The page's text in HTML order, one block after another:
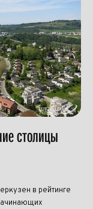
столицы
в рейтинге